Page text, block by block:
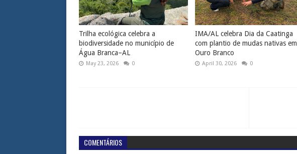
Trilha ecológica celebra a
biodiversidade no município de
Água Branca–AL
May 23, 2026 0
IMA/AL celebra Dia da Caatinga
com plantio de mudas nativas em
Ouro Branco
April 30, 2026 0
COMENTÁRIOS